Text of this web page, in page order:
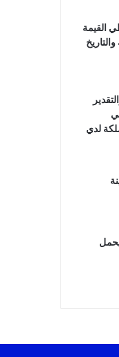
القيمة
لدي